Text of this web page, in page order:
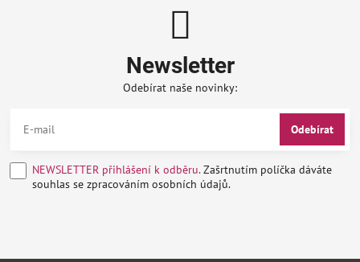
Newsletter
Odebírat naše novinky:
Odebírat
NEWSLETTER přihlášení k odběru.Zašrtnutím políčka dáváte
souhlas se zpracováním osobních údajů.